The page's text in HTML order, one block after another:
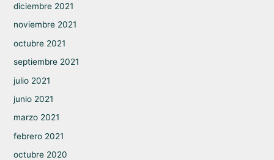
diciembre 2021
noviembre 2021
octubre 2021
septiembre 2021
julio 2021
junio 2021
marzo 2021
febrero 2021
octubre 2020